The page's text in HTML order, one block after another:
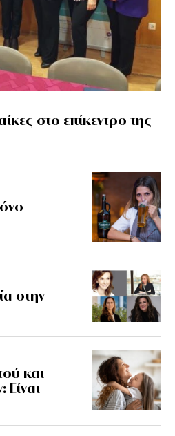
στο επίκεντρο της
στην
και